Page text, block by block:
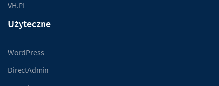
VH.PL
Użyteczne
WordPress
DirectAdmin